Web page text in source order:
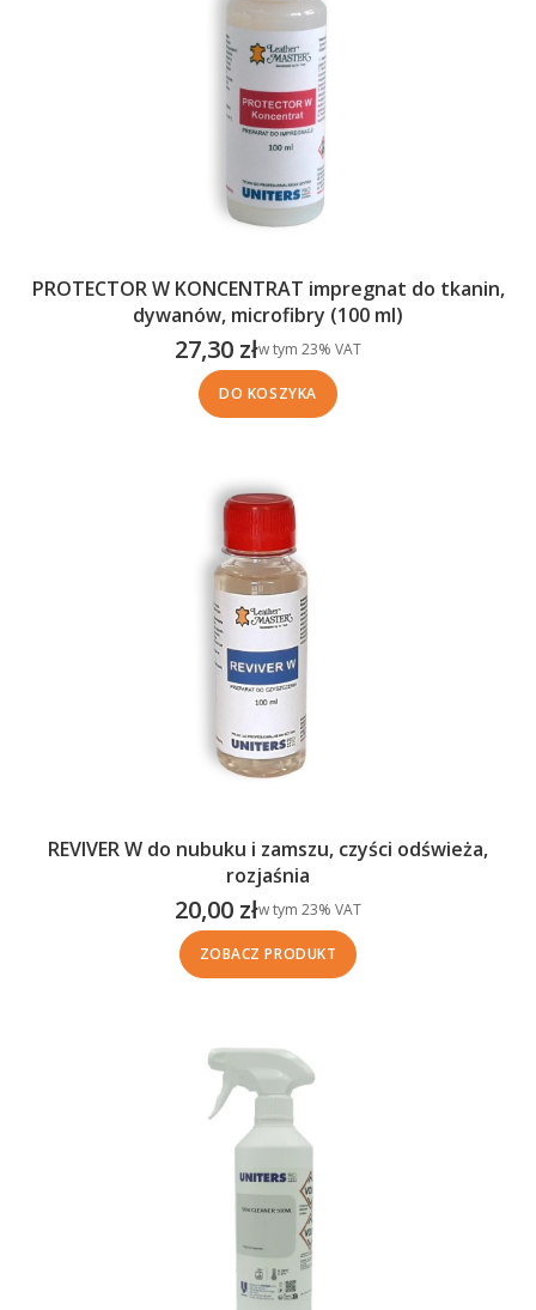
PROTECTOR W KONCENTRAT impregnat do tkanin,
dywanów, microfibry (100 ml)
Cena brutto
27,30 złw tym %s VAT
w tym 23% VAT
DO KOSZYKA
REVIVER W do nubuku i zamszu, czyści odświeża,
rozjaśnia
Cena brutto
20,00 złw tym %s VAT
w tym 23% VAT
ZOBACZ PRODUKT